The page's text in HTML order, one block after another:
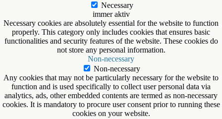
Necessary
immer aktiv
Necessary cookies are absolutely essential for the website to function
properly. This category only includes cookies that ensures basic
functionalities and security features of the website. These cookies do
not store any personal information.
Non-necessary
Non-necessary
Any cookies that may not be particularly necessary for the website to
function and is used specifically to collect user personal data via
analytics, ads, other embedded contents are termed as non-necessary
cookies. It is mandatory to procure user consent prior to running these
cookies on your website.